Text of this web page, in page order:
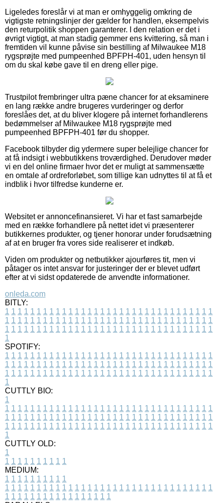
Ligeledes foreslår vi at man er omhyggelig omkring de
vigtigste retningslinjer der gælder for handlen, eksempelvis
den returpolitik shoppen garanterer. I den relation er det i
øvrigt vigtigt, at man stadig gemmer ens kvittering, så man i
fremtiden vil kunne påvise sin bestilling af Milwaukee M18
rygsprøjte med pumpeenhed BPFPH-401, uden hensyn til
om du skal købe gave til en dreng eller pige.
Trustpilot frembringer ultra pæne chancer for at eksaminere
en lang række andre brugeres vurderinger og derfor
foreslåes det, at du bliver klogere på internet forhandlerens
bedømmelser af Milwaukee M18 rygsprøjte med
pumpeenhed BPFPH-401 før du shopper.
Facebook tilbyder dig ydermere super belejlige chancer for
at få indsigt i webbutikkens troværdighed. Derudover møder
vi en del online firmaer hvor det er muligt at sammensætte
en omtale af ordreforløbet, som tillige kan udnyttes til at få et
indblik i hvor tilfredse kunderne er.
Websitet er annoncefinansieret. Vi har et fast samarbejde
med en række forhandlere på nettet idet vi præsenterer
butikkernes produkter, og tjener honorar under forudsætning
af at en bruger fra vores side realiserer et indkøb.
Viden om produkter og netbutikker ajourføres tit, men vi
påtager os intet ansvar for justeringer der er blevet udført
efter at vi sidst opdaterede de anvendte informationer.
onleda.com
BITLY:
1 1 1 1 1 1 1 1 1 1 1 1 1 1 1 1 1 1 1 1 1 1 1 1 1 1 1 1 1 1 1 1 1
1 1 1 1 1 1 1 1 1 1 1 1 1 1 1 1 1 1 1 1 1 1 1 1 1 1 1 1 1 1 1 1 1
1 1 1 1 1 1 1 1 1 1 1 1 1 1 1 1 1 1 1 1 1 1 1 1 1 1 1 1 1 1 1 1 1
1
SPOTIFY:
1 1 1 1 1 1 1 1 1 1 1 1 1 1 1 1 1 1 1 1 1 1 1 1 1 1 1 1 1 1 1 1 1
1 1 1 1 1 1 1 1 1 1 1 1 1 1 1 1 1 1 1 1 1 1 1 1 1 1 1 1 1 1 1 1 1
1 1 1 1 1 1 1 1 1 1 1 1 1 1 1 1 1 1 1 1 1 1 1 1 1 1 1 1 1 1 1 1 1
1
CUTTLY BIO:
1
1 1 1 1 1 1 1 1 1 1 1 1 1 1 1 1 1 1 1 1 1 1 1 1 1 1 1 1 1 1 1 1 1
1 1 1 1 1 1 1 1 1 1 1 1 1 1 1 1 1 1 1 1 1 1 1 1 1 1 1 1 1 1 1 1 1
1 1 1 1 1 1 1 1 1 1 1 1 1 1 1 1 1 1 1 1 1 1 1 1 1 1 1 1 1 1 1 1 1
1
CUTTLY OLD:
1
1 1 1 1 1 1 1 1 1 1
MEDIUM:
1 1 1 1 1 1 1 1 1 1
1 1 1 1 1 1 1 1 1 1 1 1 1 1 1 1 1 1 1 1 1 1 1 1 1 1 1 1 1 1 1 1 1
1 1 1 1 1 1 1 1 1 1 1 1 1 1 1 1 1